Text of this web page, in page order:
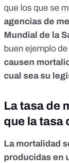
que los que se
agencias de
Mundial de la
buen ejemplo
causen
cual sea su
La tasa de
que la tasa
La mortalidad
producidas en